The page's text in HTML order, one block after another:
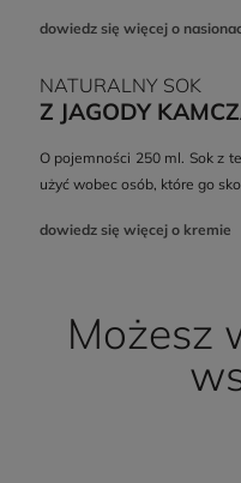
dowiedz się więcej o
NATURALNY SOK
Z JAGODY
O pojemności 250 ml. Sok z
użyć wobec osób, które go
dowiedz się więcej o kremie
Możesz